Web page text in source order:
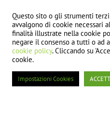
spiaggia meno legata
presenza di residenti
Ancora più a nord si trova
Questo sito o gli strumenti
avvalgono di cookie necessari
finalità illustrate nella cookie
negare il consenso a tutti o ad
cookie policy. Cliccando su
cookie.
Impostazioni Cookies